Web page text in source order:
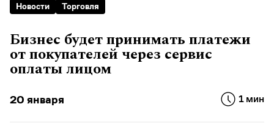
Новости Торговля
Бизнес будет принимать платежи
от покупателей через сервис
оплаты лицом
20 января 1 мин